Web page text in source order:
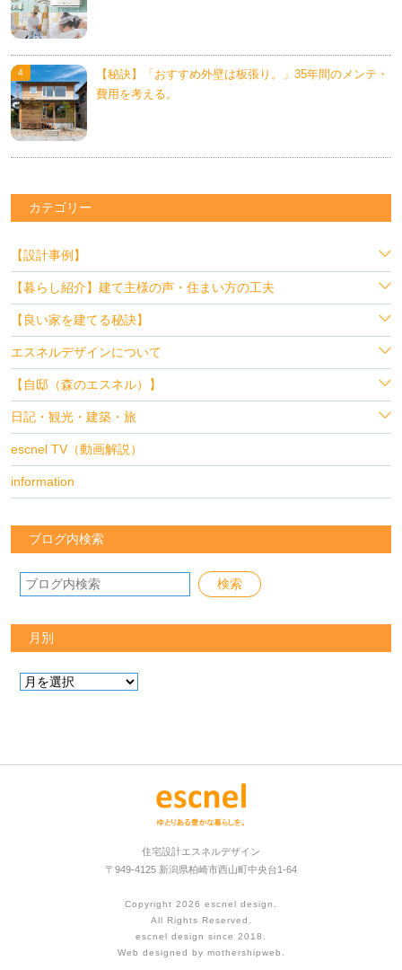
【秘訣】「おすすめ外壁は板張り。」35年間のメンテ・
費用を考える。
カテゴリー
【設計事例】
【暮らし紹介】建て主様の声・住まい方の工夫
【良い家を建てる秘訣】
エスネルデザインについて
【自邸（森のエスネル）】
日記・観光・建築・旅
escnel TV（動画解説）
information
ブログ内検索
月別
住宅設計エスネルデザイン
〒949-4125 新潟県柏崎市西山町中央台1-64
Copyright 2026 escnel design
All Rights Reserved.
escnel design since 2018.
Web designed by mothershipweb